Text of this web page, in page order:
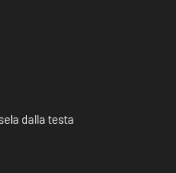
dalla testa